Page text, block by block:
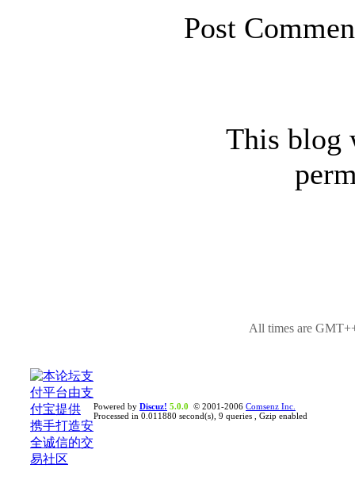
Post
This blog
All times are
Powered by Discuz! 5.0.0 © 2001-2006 Comsenz Inc.
Processed in 0.011880 second(s), 9 queries , Gzip enabled